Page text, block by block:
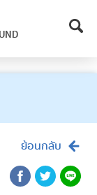
ย้อนกลับ